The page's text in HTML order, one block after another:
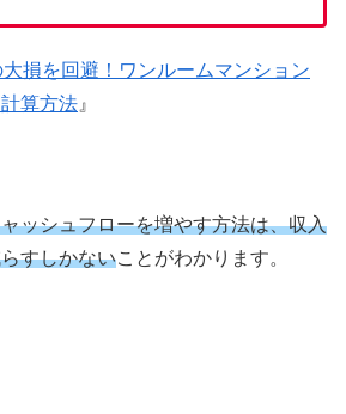
損を回避！ワンルームマンション
算方法』
ッシュフローを増やす方法は、収入
すしかないことがわかります。